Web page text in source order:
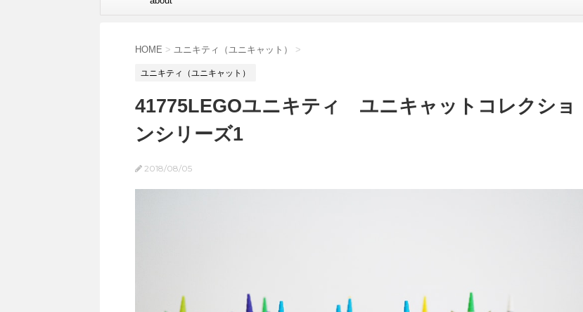
HOME > ユニキティ（ユニキャット） >
ユニキティ（ユニキャット）
41775LEGOユニキティ ユニキャットコレクショ
ンシリーズ1
2018/08/05